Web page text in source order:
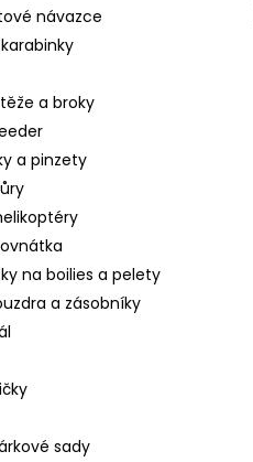
návazce
a broky
a pinzety
na boilies a pelety
a zásobníky
sady